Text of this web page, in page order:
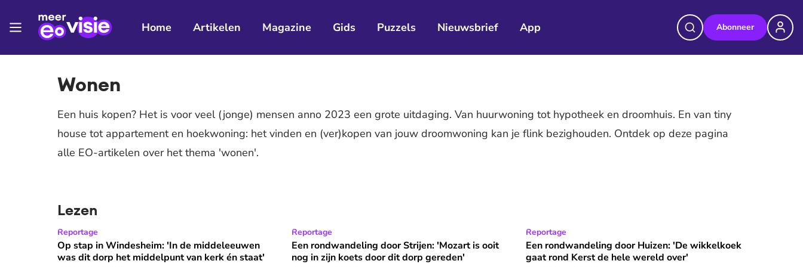
Home Artikelen Magazine Gids Puzzels Nieuwsbrief App Abonneer
Wonen
Een huis kopen? Het is voor veel (jonge) mensen anno 2023 een grote uitdaging. Van huurwoning tot hypotheek en droomhuis. En van tiny
house tot appartement en hoekwoning: het vinden en (ver)kopen van jouw droomwoning kan je flink bezighouden. Ontdek op deze pagina
alle EO-artikelen over het thema 'wonen'.
Lezen
Op stap in Windesheim: 'In de middeleeuwen was dit dorp het middelpunt van kerk én staat'
Reportage
Op stap in Windesheim: 'In de middeleeuwen
was dit dorp het middelpunt van kerk én staat'
Een rondwandeling door Strijen: 'Mozart is ooit nog in zijn koets door dit dorp gereden'
Reportage
Een rondwandeling door Strijen: 'Mozart is ooit
nog in zijn koets door dit dorp gereden'
Een rondwandeling door Huizen: 'De wikkelkoek gaat rond
Reportage
Een rondwandeling door Huizen: 'De wikkelkoek
gaat rond Kerst de hele wereld over'